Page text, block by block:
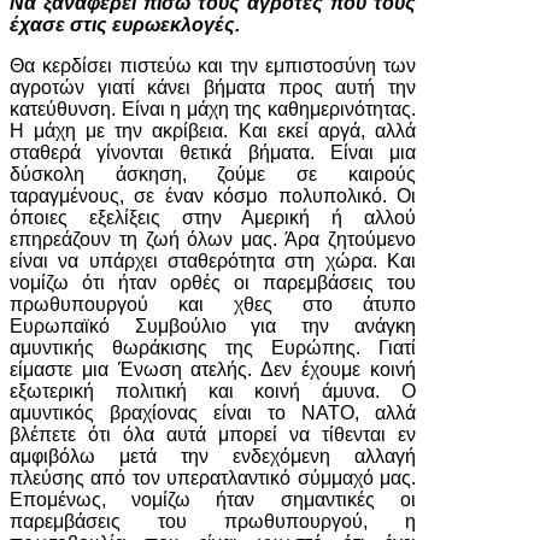
έχασε στις ευρωεκλογές.
Θα κερδίσει πιστεύω και την εμπιστοσύνη των
αγροτών γιατί κάνει βήματα προς αυτή την
κατεύθυνση. Είναι η μάχη της καθημερινότητας.
Η μάχη με την ακρίβεια. Και εκεί αργά, αλλά
σταθερά γίνονται θετικά βήματα. Είναι μια
δύσκολη άσκηση, ζούμε σε καιρούς
ταραγμένους, σε έναν κόσμο πολυπολικό. Οι
όποιες εξελίξεις στην Αμερική ή αλλού
επηρεάζουν τη ζωή όλων μας. Άρα ζητούμενο
είναι να υπάρχει σταθερότητα στη χώρα. Και
νομίζω ότι ήταν ορθές οι παρεμβάσεις του
πρωθυπουργού και χθες στο άτυπο
Ευρωπαϊκό Συμβούλιο για την ανάγκη
αμυντικής θωράκισης της Ευρώπης. Γιατί
είμαστε μια Ένωση ατελής. Δεν έχουμε κοινή
εξωτερική πολιτική και κοινή άμυνα. Ο
αμυντικός βραχίονας είναι το ΝΑΤΟ, αλλά
βλέπετε ότι όλα αυτά μπορεί να τίθενται εν
αμφιβόλω μετά την ενδεχόμενη αλλαγή
πλεύσης από τον υπερατλαντικό σύμμαχό μας.
Επομένως, νομίζω ήταν σημαντικές οι
παρεμβάσεις του πρωθυπουργού, η